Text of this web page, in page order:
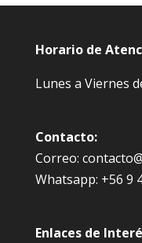
Horario de
Lunes a Viernes
Contacto:
Correo:
Whatsapp: +56 9
Enlaces de